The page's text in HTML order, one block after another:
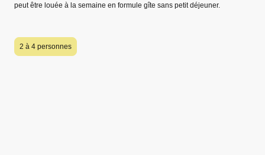
peut être louée à la semaine en formule gîte sans petit déjeuner.
2 à 4 personnes